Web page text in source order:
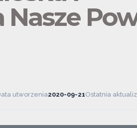
utworzenia2020-09-21Ostatnia